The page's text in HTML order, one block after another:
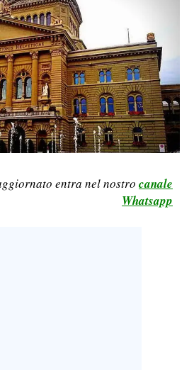
entra nel nostro canale
Whatsapp